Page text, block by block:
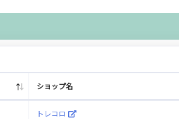
ショップ名
トレコロ